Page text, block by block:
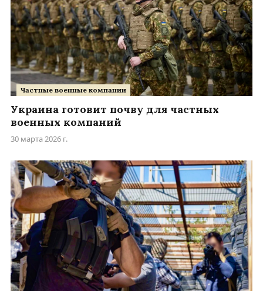
Частные военные компании
Украина готовит почву для частных
военных компаний
30 марта 2026 г.